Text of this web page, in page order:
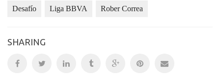
Desafío Liga BBVA Rober Correa
SHARING